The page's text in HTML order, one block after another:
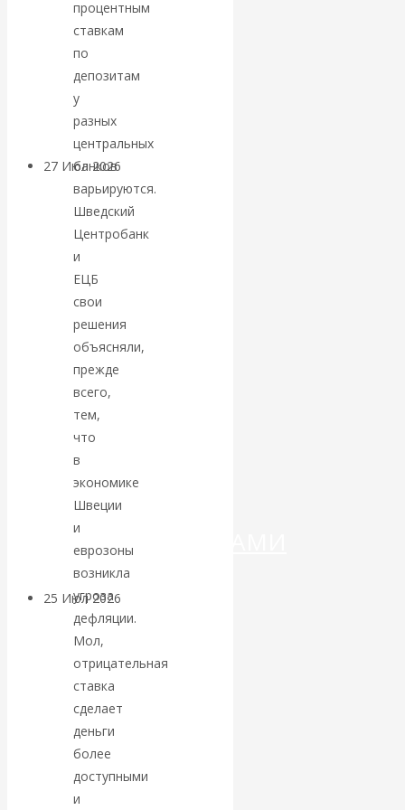
«Мировые
ростовщики»:
вчера и сегодня
27 Июл 2026
валютная система
Валентин
КАтасонов.
«МЕТОД
ОТМЫВАНИЯ
ДЕНЕГ»: КИТАЙ
ВЕДЁТ БОРЬБУ
КРИПТОВАЛЮТАМИ
25 Июл 2026
Валентин
КАтасонов.
Может ли
Америка
процентным
ставкам
по
депозитам
у
разных
центральных
банков
варьируются.
Шведский
Центробанк
и
ЕЦБ
свои
решения
объясняли,
прежде
всего,
тем,
что
в
экономике
Швеции
и
еврозоны
возникла
угроза
дефляции.
Мол,
отрицательная
ставка
сделает
деньги
более
доступными
и